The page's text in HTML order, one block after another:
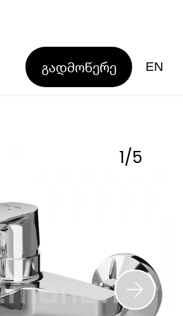
გადმოწერე EN
1/5